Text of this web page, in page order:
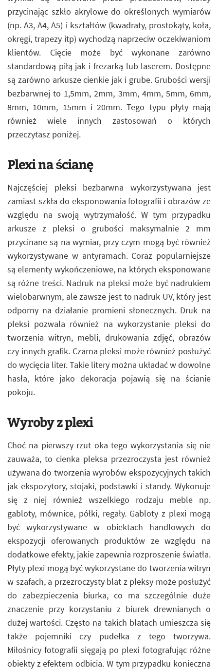
przycinając szkło akrylowe do określonych wymiarów
(np. A3, A4, A5) i kształtów (kwadraty, prostokąty, koła,
okręgi, trapezy itp) wychodzą naprzeciw oczekiwaniom
klientów. Cięcie może być wykonane zarówno
standardową piłą jak i frezarką lub laserem. Dostępne
są zarówno arkusze cienkie jak i grube. Grubości wersji
bezbarwnej to 1,5mm, 2mm, 3mm, 4mm, 5mm, 6mm,
8mm, 10mm, 15mm i 20mm. Tego typu płyty mają
również wiele innych zastosowań o których
przeczytasz poniżej.
Plexi na ścianę
Najczęściej pleksi bezbarwna wykorzystywana jest
zamiast szkła do eksponowania fotografii i obrazów ze
względu na swoją wytrzymałość. W tym przypadku
arkusze z pleksi o grubości maksymalnie 2 mm
przycinane są na wymiar, przy czym mogą być również
wykorzystywane w antyramach. Coraz popularniejsze
są elementy wykończeniowe, na których eksponowane
są różne treści. Nadruk na pleksi może być nadrukiem
wielobarwnym, ale zawsze jest to nadruk UV, który jest
odporny na działanie promieni słonecznych. Druk na
pleksi pozwala również na wykorzystanie pleksi do
tworzenia witryn, mebli, drukowania zdjęć, obrazów
czy innych grafik. Czarna pleksi może również posłużyć
do wycięcia liter. Takie litery można układać w dowolne
hasła, które jako dekoracja pojawią się na ścianie
pokoju.
Wyroby z plexi
Choć na pierwszy rzut oka tego wykorzystania się nie
zauważa, to cienka pleksa przezroczysta jest również
używana do tworzenia wyrobów ekspozycyjnych takich
jak ekspozytory, stojaki, podstawki i standy. Wykonuje
się z niej również wszelkiego rodzaju meble np.
gabloty, mównice, półki, regały. Gabloty z plexi mogą
być wykorzystywane w obiektach handlowych do
ekspozycji oferowanych produktów ze względu na
dodatkowe efekty, jakie zapewnia rozproszenie światła.
Płyty plexi mogą być wykorzystane do tworzenia witryn
w szafach, a przezroczysty blat z pleksy może posłużyć
do zabezpieczenia biurka, co ma szczególnie duże
znaczenie przy korzystaniu z biurek drewnianych o
dużej wartości. Często na takich blatach umieszcza się
także pojemniki czy pudełka z tego tworzywa.
Miłośnicy fotografii sięgają po plexi fotografując różne
obiekty z efektem odbicia. W tym przypadku konieczna